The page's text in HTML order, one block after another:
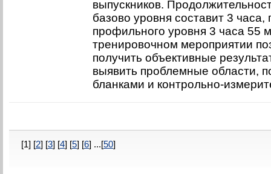
выпускников.
базово уровня составит 3 часа,
профильного уровня 3 часа 55
тренировочном мероприятии
получить объективные
выявить проблемные области,
бланками и контрольно-
[1] [2] [3] [4] [5] [6] ...[50]